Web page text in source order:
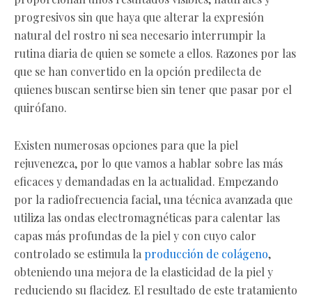
progresivos sin que haya que alterar la expresión
natural del rostro ni sea necesario interrumpir la
rutina diaria de quien se somete a ellos. Razones por las
que se han convertido en la opción predilecta de
quienes buscan sentirse bien sin tener que pasar por el
quirófano.
Existen numerosas opciones para que la piel
rejuvenezca, por lo que vamos a hablar sobre las más
eficaces y demandadas en la actualidad. Empezando
por la radiofrecuencia facial, una técnica avanzada que
utiliza las ondas electromagnéticas para calentar las
capas más profundas de la piel y con cuyo calor
controlado se estimula la producción de colágeno,
obteniendo una mejora de la elasticidad de la piel y
reduciendo su flacidez. El resultado de este tratamiento